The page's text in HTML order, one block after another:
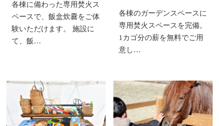
各棟に備わった専用焚火ス
ペースで、飯盒炊爨をご体
験いただけます。 施設に
て、飯…
各棟のガーデンスペースに
専用焚火スペースを完備。
1カゴ分の薪を無料でご用
意し…